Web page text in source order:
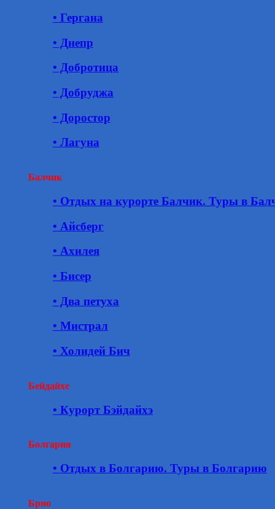
• Гергана
• Днепр
• Добротица
• Добруджа
• Доростор
• Лагуна
Балчик
• Отдых на курорте Балчик. Туры в
• Айсберг
• Ахилея
• Бисер
• Два петуха
• Мистрал
• Холидей Бич
Бейдайхе
• Курорт Бэйдайхэ
Болгария
• Отдых в Болгарию. Туры в Болгарию
Брно